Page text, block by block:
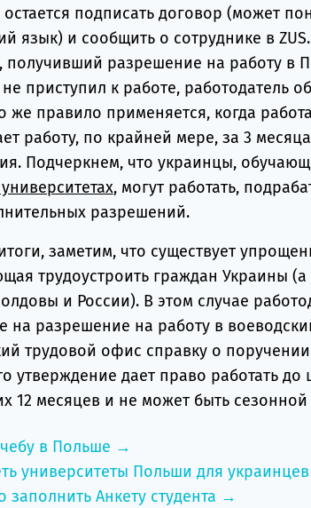
остается подписать договор (может
язык) и сообщить о сотруднике в
получивший разрешение на работу в
не приступил к работе, работодатель
же правило применяется, когда
работу, по крайней мере, за 3
Подчеркнем, что украинцы,
, могут работать,
разрешений.
заметим, что существует
трудоустроить граждан Украины
и России). В этом случае
на разрешение на работу в
трудовой офис справку о
утверждение дает право работать до
12 месяцев и не может быть
в Польше →
университеты Польши для
заполнить Анкету студента →